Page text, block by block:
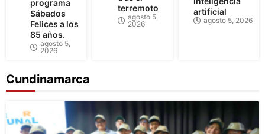
programa
Sábados
Felices a los
85 años.
agosto 5,
2026
terremoto
agosto 5,
2026
artificial
agosto 5, 2026
Cundinamarca